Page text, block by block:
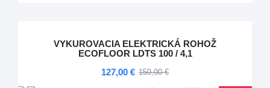
VYKUROVACIA ELEKTRICKÁ ROHOŽ
ECOFLOOR LDTS 100 / 4,1
127,00 € 150,00 €